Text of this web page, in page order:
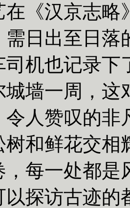
《汉京志略
日出至日落
司机也记录下
城墙一周，这
令人赞叹的
树和鲜花交
每一处都是
访古迹的